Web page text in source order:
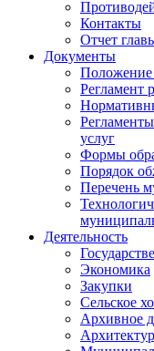
Контакты
Отчет
Документы
Положение
Регламент
услуг
Формы
Порядок
Перечень
Деятельность
Экономика
Закупки
Сельское
Архивное